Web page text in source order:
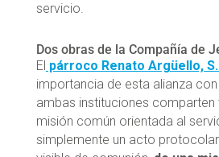
servicio.
Dos obras de la Compañía de
El párroco Renato Argüello,
importancia de esta alianza con
ambas instituciones comparten
misión común orientada al
simplemente un acto